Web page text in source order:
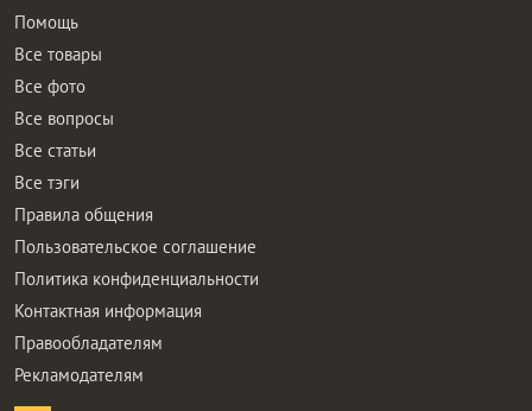
Помощь
Все товары
Все фото
Все вопросы
Все статьи
Все тэги
Правила общения
Пользовательское соглашение
Политика конфиденциальности
Контактная информация
Правообладателям
Рекламодателям